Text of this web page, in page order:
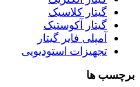
گیتار کلاسیک
گیتار آکوستیک
آمپلی فایر گیتار
تجهیزات استودیویی
برچسب ها